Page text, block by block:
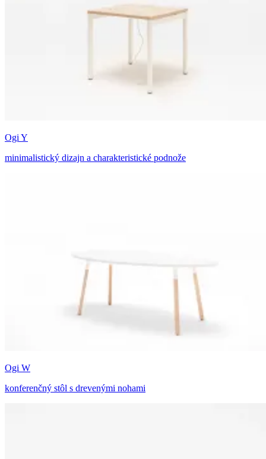
Ogi Y
minimalistický dizajn a charakteristické podnože
Ogi W
konferenčný stôl s drevenými nohami